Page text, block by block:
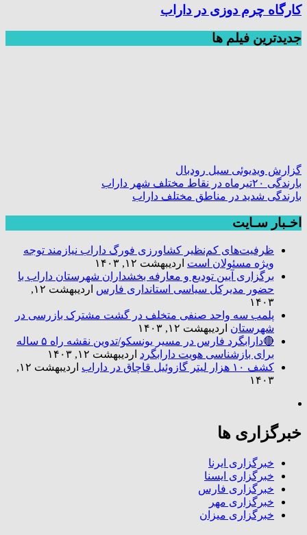
کارگاه چرم دوزی در داراب
جديدترين فیلم ها
گزارش ویدیوئی سیل رودبال
بارندگی ۲۰تیرماه در نقاط مختلف شهر داراب
بارندگی شدید در مناطق مختلف داراب
اخـبار سـایت
ظرفیت‌های کم‌نظیر کشاورزی فورگ داراب نیازمند توجه
ویژه مسئولان است اردیبهشت ۱۲, ۱۴۰۳
برگزاری آیین تودیع و معارفه بخشداران شهرستان داراب با
حضور مدیرکل سیاسی استانداری فارس
اردیبهشت ۱۲,
۱۴۰۳
پلمب سه واحد صنفی متخلف در گشت مشترک بازرسی در
شهرستان اردیبهشت ۱۲, ۱۴۰۳
🔴دارابگرد فارس در مسیر یونسکو/تدوین نقشه راه ۵ ساله
برای بازشناسی هویت دارابگرد اردیبهشت ۱۲, ۱۴۰۳
کشف ۱۰ هزار لیتر گازوئیل قاچاق در داراب
اردیبهشت ۱۲,
۱۴۰۳
خبرگزاری ها
خبرگزاری ایرنا
خبرگزاری ایسنا
خبرگزاری فارس
خبرگزاری مهر
خبرگزاری میزان